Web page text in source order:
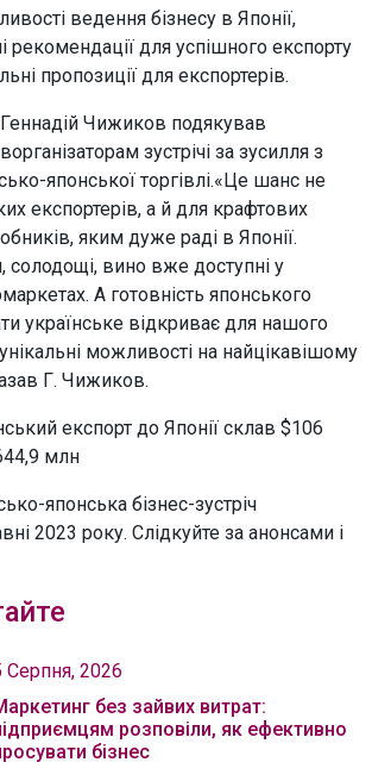
ведення бізнесу в Японії,
рекомендації для успішного експорту
пропозиції для експортерів.
Чижиков подякував
зустрічі за зусилля з
японської торгівлі.«Це шанс не
експортерів, а й для крафтових
яким дуже раді в Японії.
солодощі, вино вже доступні у
А готовність японського
українське відкриває для нашого
можливості на найцікавішому
Г. Чижиков.
експорт до Японії склав $106
млн
японська бізнес-зустріч
2023 року. Слідкуйте за анонсами і
Серпня, 2026
без зайвих витрат:
розповіли, як ефективно
бізнес